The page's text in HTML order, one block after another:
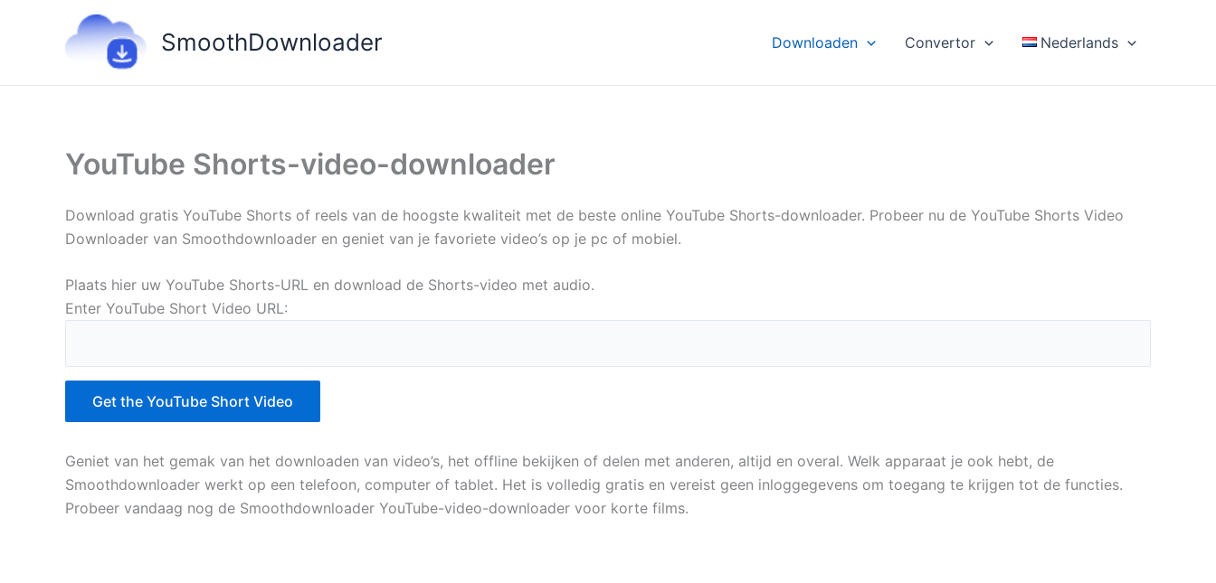
inhoud
SmoothDownloader Downloaden Convertor Nederlands
YouTube Shorts-video-downloader
Download gratis YouTube Shorts of reels van de hoogste kwaliteit met de beste online YouTube Shorts-downloader. Probeer nu de YouTube Shorts Video
Downloader van Smoothdownloader en geniet van je favoriete video’s op je pc of mobiel.
Plaats hier uw YouTube Shorts-URL en download de Shorts-video met audio.
Enter YouTube Short Video URL:
Get the YouTube Short Video
Geniet van het gemak van het downloaden van video’s, het offline bekijken of delen met anderen, altijd en overal. Welk apparaat je ook hebt, de
Smoothdownloader werkt op een telefoon, computer of tablet. Het is volledig gratis en vereist geen inloggegevens om toegang te krijgen tot de functies.
Probeer vandaag nog de Smoothdownloader YouTube-video-downloader voor korte films.